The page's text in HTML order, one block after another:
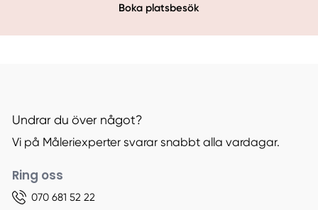
Boka platsbesök
Undrar du över något?
Vi på Måleriexperter svarar snabbt alla vardagar.
Ring oss
070 681 52 22